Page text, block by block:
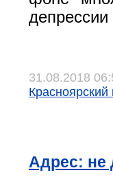
31.08.2018
Красноярский
Адрес: не